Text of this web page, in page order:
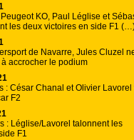
KO, Paul Léglise et
les deux victoires en side F1
de Navarre, Jules Cluzel
accrocher le podium
: César Chanal et Olivier Lavorel
F2
: Léglise/Lavorel talonnent les
F1